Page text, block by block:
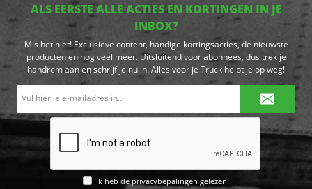
ALS EERSTE ALLE ACTIES EN KORTINGEN IN JE
INBOX?
Mis het niet! Exclusieve content, handige kortingsacties, de nieuwste
producten en nog veel meer. Uitsluitend voor abonnees, dus trek je
handrem aan en schrijf je nu in. Alles voor je Truck helpt je op weg!
Ik heb de privacybepalingen gelezen.